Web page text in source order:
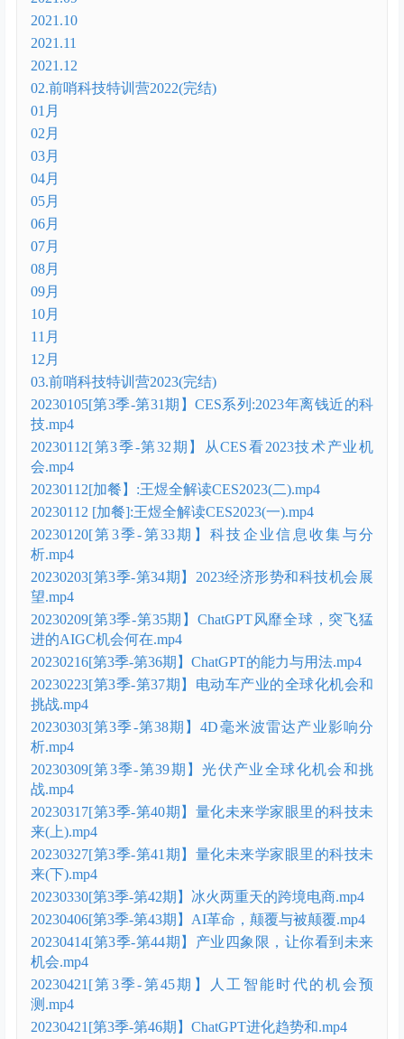
2021.10
2021.11
2021.12
02.前哨科技特训营2022(完结)
01月
02月
03月
04月
05月
06月
07月
08月
09月
10月
11月
12月
03.前哨科技特训营2023(完结)
20230105[第3季-第31期】CES系列:2023年离钱近的科
技.mp4
20230112[第3季-第32期】从CES看2023技术产业机
会.mp4
20230112[加餐】:王煜全解读CES2023(二).mp4
20230112 [加餐]:王煜全解读CES2023(一).mp4
20230120[第3季-第33期】科技企业信息收集与分
析.mp4
20230203[第3季-第34期】2023经济形势和科技机会展
望.mp4
20230209[第3季-第35期】ChatGPT风靡全球，突飞猛
进的AIGC机会何在.mp4
20230216[第3季-第36期】ChatGPT的能力与用法.mp4
20230223[第3季-第37期】电动车产业的全球化机会和
挑战.mp4
20230303[第3季-第38期】4D毫米波雷达产业影响分
析.mp4
20230309[第3季-第39期】光伏产业全球化机会和挑
战.mp4
20230317[第3季-第40期】量化未来学家眼里的科技未
来(上).mp4
20230327[第3季-第41期】量化未来学家眼里的科技未
来(下).mp4
20230330[第3季-第42期】冰火两重天的跨境电商.mp4
20230406[第3季-第43期】AI革命，颠覆与被颠覆.mp4
20230414[第3季-第44期】产业四象限，让你看到未来
机会.mp4
20230421[第3季-第45期】人工智能时代的机会预
测.mp4
20230421[第3季-第46期】ChatGPT进化趋势和.mp4